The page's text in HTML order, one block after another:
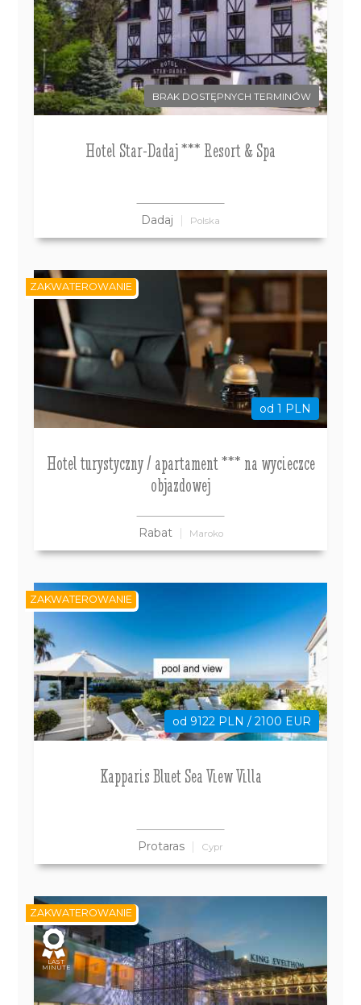
BRAK DOSTĘPNYCH TERMINÓW
Hotel Star-Dadaj *** Resort & Spa
Dadaj Polska
od 1 PLN
Hotel turystyczny / apartament *** na wycieczce
objazdowej
Rabat Maroko
ZAKWATEROWANIE
od 9122 PLN / 2100 EUR
Kapparis Bluet Sea View Villa
Protaras Cypr
ZAKWATEROWANIE
ZAKWATEROWANIE
LAST
MINUTE